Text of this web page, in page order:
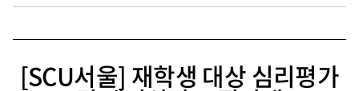
[SCU서울] 재학생 대상 심리평가